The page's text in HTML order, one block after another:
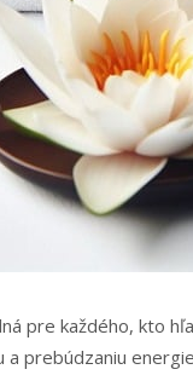
pre každého, kto
a prebúdzaniu